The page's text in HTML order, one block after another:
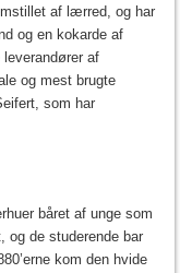
af lærred, og har
og en kokarde af
af
og mest brugte
som har
båret af unge som
og de studerende bar
kom den hvide